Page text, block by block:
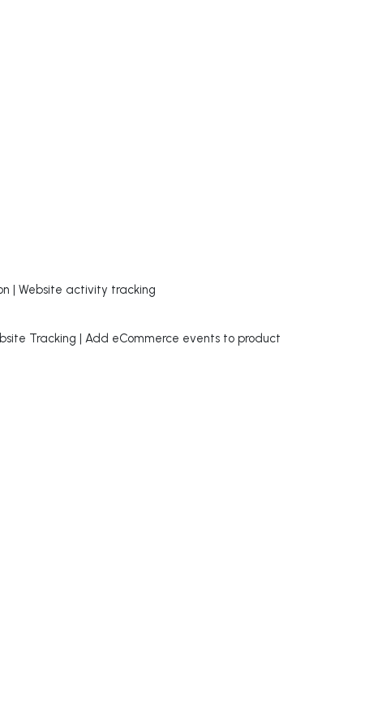
| Website activity tracking
Tracking | Add eCommerce events to product